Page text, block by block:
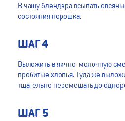
В чашу блендера всыпать
состояния порошка.
ШАГ 4
Выложить в яично-молочную
пробитые хлопья. Туда же
тщательно перемешать до
ШАГ 5